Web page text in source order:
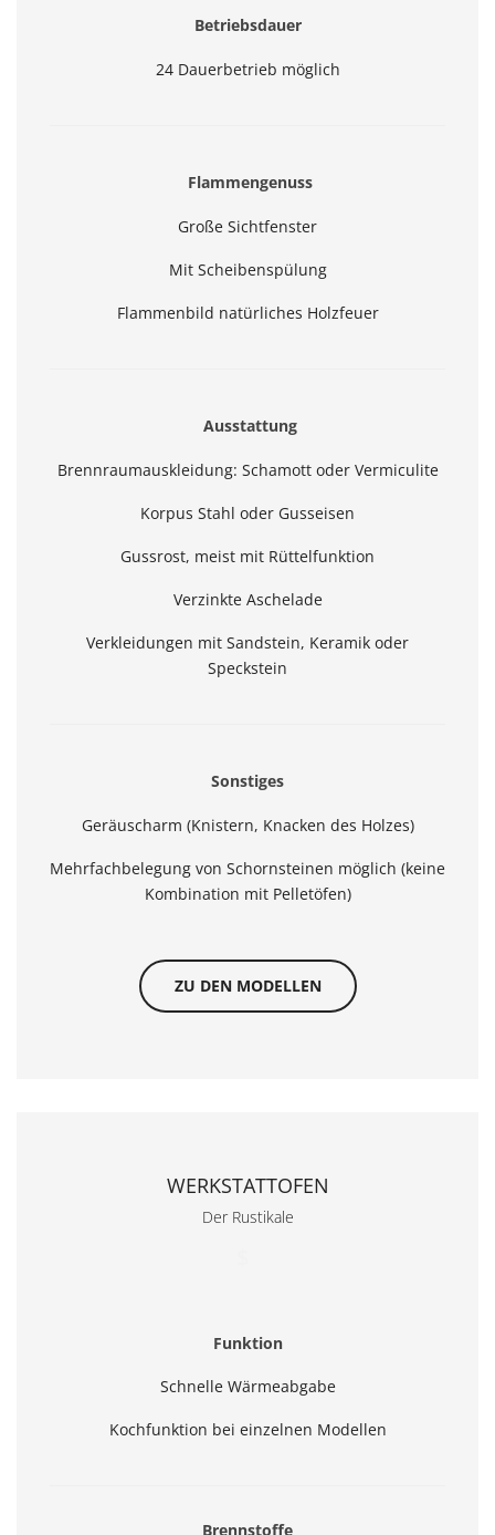
Betriebsdauer
24 Dauerbetrieb möglich
Flammengenuss
Große Sichtfenster
Mit Scheibenspülung
Flammenbild natürliches Holzfeuer
Ausstattung
Brennraumauskleidung: Schamott oder Vermiculite
Korpus Stahl oder Gusseisen
Gussrost, meist mit Rüttelfunktion
Verzinkte Aschelade
Verkleidungen mit Sandstein, Keramik oder
Speckstein
Sonstiges
Geräuscharm (Knistern, Knacken des Holzes)
Mehrfachbelegung von Schornsteinen möglich (keine
Kombination mit Pelletöfen)
ZU DEN MODELLEN
WERKSTATTOFEN
Der Rustikale
Funktion
Schnelle Wärmeabgabe
Kochfunktion bei einzelnen Modellen
Brennstoffe